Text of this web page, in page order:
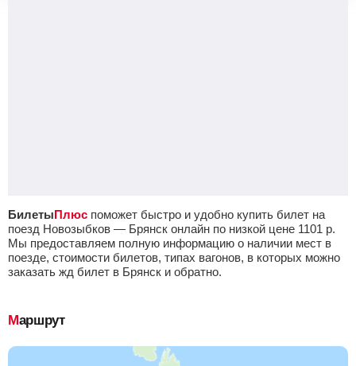
БилетыПлюс поможет быстро и удобно купить билет на
поезд Новозыбков — Брянск онлайн по низкой цене 1101 р.
Мы предоставляем полную информацию о наличии мест в
поезде, стоимости билетов, типах вагонов, в которых можно
заказать жд билет в Брянск и обратно.
Маршрут